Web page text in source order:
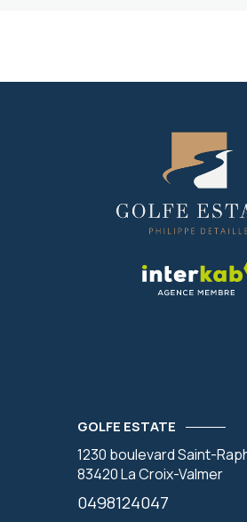
GOLFE ESTATE
1230 boulevard Saint-
83420La Croix-Valmer
0498124047